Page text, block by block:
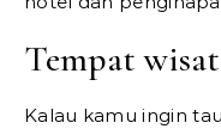
Tempat
Kalau kamu ingin